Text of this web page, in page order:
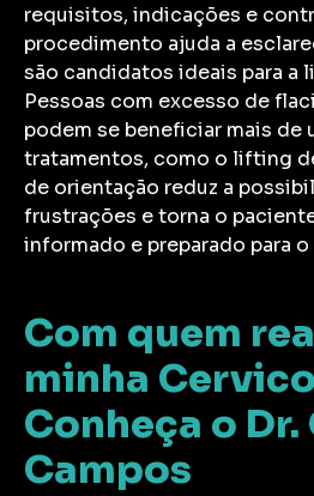
requisitos, indicações e
procedimento ajuda a
são candidatos ideais para a
Pessoas com excesso de
podem se beneficiar mais de
tratamentos, como o lifting
de orientação reduz a
frustrações e torna o
informado e preparado para
Com quem
minha
Conheça o
Campos